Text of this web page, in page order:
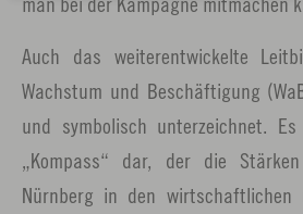
Auch das weiterentwickelte
Wachstum und Beschäftigung
und symbolisch unterzeichnet.
„Kompass“ dar, der die
Nürnberg in den wirtschaftlichen